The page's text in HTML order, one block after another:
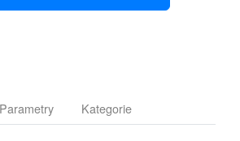
Parametry Kategorie